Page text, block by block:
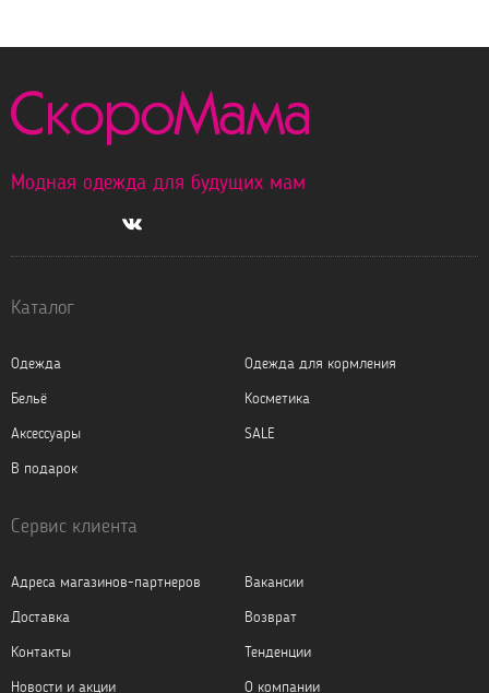
Модная одежда для будущих мам
Каталог
Одежда
Одежда для кормления
Бельё
Косметика
Аксессуары
SALE
В подарок
Сервис клиента
Адреса магазинов-партнеров
Вакансии
Доставка
Возврат
Контакты
Тенденции
Новости и акции
О компании